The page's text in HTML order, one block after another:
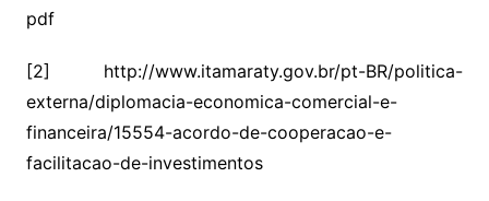
pdf
[2] http://www.itamaraty.gov.br/pt-BR/politica-
externa/diplomacia-economica-comercial-e-
financeira/15554-acordo-de-cooperacao-e-
facilitacao-de-investimentos